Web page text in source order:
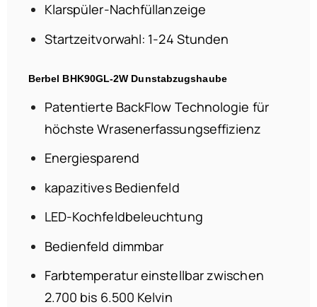
Klarspüler-Nachfüllanzeige
Startzeitvorwahl: 1-24 Stunden
Berbel BHK90GL-2W Dunstabzugshaube
Patentierte BackFlow Technologie für
höchste Wrasenerfassungseffizienz
Energiesparend
kapazitives Bedienfeld
LED-Kochfeldbeleuchtung
Bedienfeld dimmbar
Farbtemperatur einstellbar zwischen
2.700 bis 6.500 Kelvin